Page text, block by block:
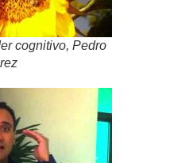
cognitivo, Pedro